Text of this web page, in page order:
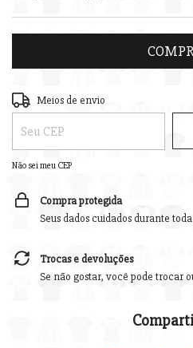
Entregas para o CEP:
Meios de envio
Não sei meu CEP
Compra protegida
Seus dados cuidados durante
Trocas e devoluções
Se não gostar, você pode trocar